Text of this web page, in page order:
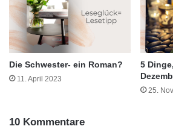
Die Schwester- ein Roman?
11. April 2023
5
25.
10 Kommentare